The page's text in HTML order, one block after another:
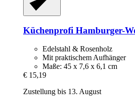
Küchenprofi Hamburger-​
Edelstahl & Rosenholz
Mit praktischem Aufhänger
Maße: 45 x 7,6 x 6,1 cm
€ 15,19
Zustellung bis 13. August